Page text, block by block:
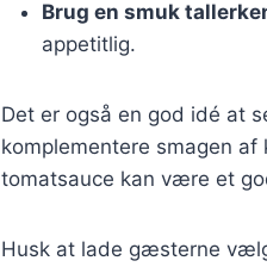
Brug en smuk
appetitlig.
Det er også en god idé at
komplementere smagen
tomatsauce kan være et
Husk at lade gæsterne